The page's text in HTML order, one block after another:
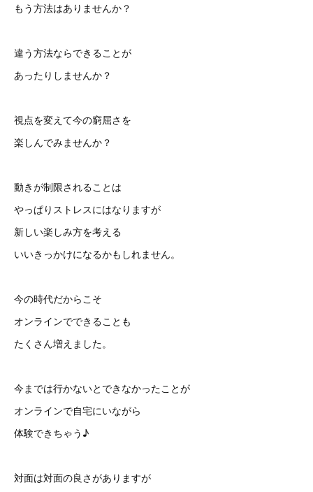
もう方法はありませんか？
違う方法ならできることが
あったりしませんか？
視点を変えて今の窮屈さを
楽しんでみませんか？
動きが制限されることは
やっぱりストレスにはなりますが
新しい楽しみ方を考える
いいきっかけになるかもしれません。
今の時代だからこそ
オンラインでできることも
たくさん増えました。
今までは行かないとできなかったことが
オンラインで自宅にいながら
体験できちゃう♪
対面は対面の良さがありますが